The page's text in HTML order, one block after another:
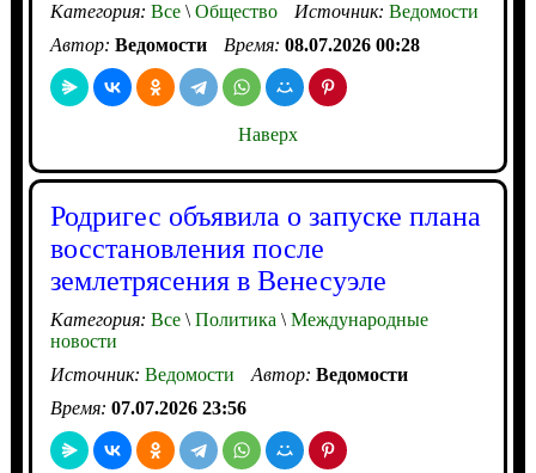
Категория: Все\Общество Источник: Ведомости
Автор: Ведомости Время: 08.07.2026 00:28
Наверх
Родригес объявила о запуске плана
восстановления после
землетрясения в Венесуэле
Категория: Все\Политика \Международные
новости
Источник: Ведомости Автор: Ведомости
Время: 07.07.2026 23:56